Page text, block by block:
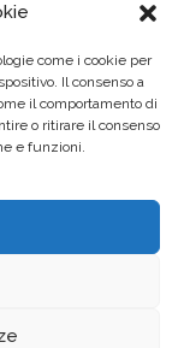
come i cookie per
Il consenso a
il comportamento di
o ritirare il consenso
e funzioni.
33 – 20131 Milano